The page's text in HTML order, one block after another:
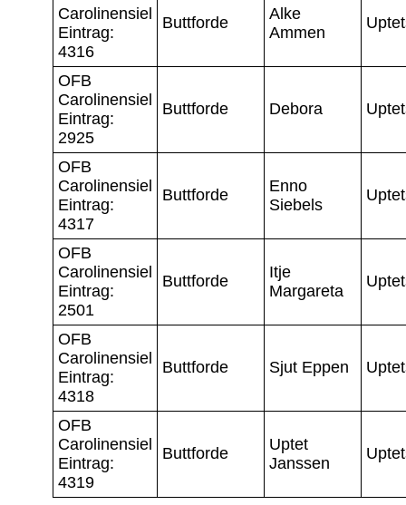
Carolinensiel
Eintrag:
4316
Buttforde
Alke
Ammen
OFB
Carolinensiel
Eintrag:
2925
Buttforde Debora
OFB
Carolinensiel
Eintrag:
4317
Buttforde
Enno
Siebels
OFB
Carolinensiel
Eintrag:
2501
Buttforde
Itje
Margareta
OFB
Carolinensiel
Eintrag:
4318
Buttforde Sjut Eppen
OFB
Carolinensiel
Eintrag:
4319
Buttforde
Uptet
Janssen